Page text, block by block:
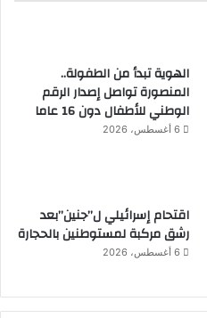
الهوية تبدأ من الطفولة..
المنصورة تواصل إصدار الرقم
الوطني للأطفال دون 16 عاما
6 أغسطس، 2026
اقتحام إسرائيلي ل”جنين”بعد
رشق مركبة لمستوطنين بالحجارة
6 أغسطس، 2026